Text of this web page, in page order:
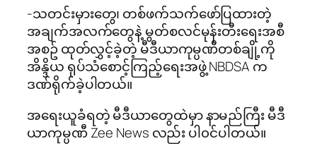
-သတင်းမှားတွေ၊ တစ်ဖက်သက်ဖော်ပြထားတဲ့
အချက်အလက်တွေနဲ့ မွတ်စလင်မုန်းတီးရေးအစီ
အစဥ် ထုတ်လွှင့်ခဲ့တဲ့ မီဒီယာကုမ္ပဏီတစ်ချို့ကို
အိန္ဒိယ ရုပ်သံစောင့်ကြည့်ရေးအဖွဲ့ NBDSA က
ဒဏ်ရိုက်ခဲ့ပါတယ်။
အရေးယူခံရတဲ့ မီဒီယာတွေထဲမှာ နာမည်ကြီး မီဒီ
ယာကုမ္ပဏီ Zee News လည်း ပါ၀င်ပါတယ်။